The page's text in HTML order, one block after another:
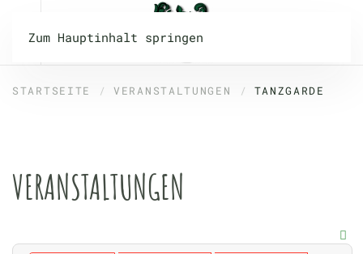
Zum Hauptinhalt springen
STARTSEITE VERANSTALTUNGEN TANZGARDE
VERANSTALTUNGEN